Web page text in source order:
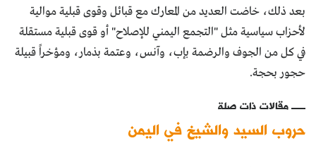
بعد ذلك، خاضت العديد من المعارك مع قبائل وقوى قبلية موالية
لأحزاب سياسية مثل "التجمع اليمني للإصلاح" أو قوى قبلية مستقلة
في كل من الجوف والرضمة بإب، وآنس، وعتمة بذمار، ومؤخراً قبيلة
حجور بحجة.
مقالات ذات صلة
حروب السيد والشيخ في اليمن